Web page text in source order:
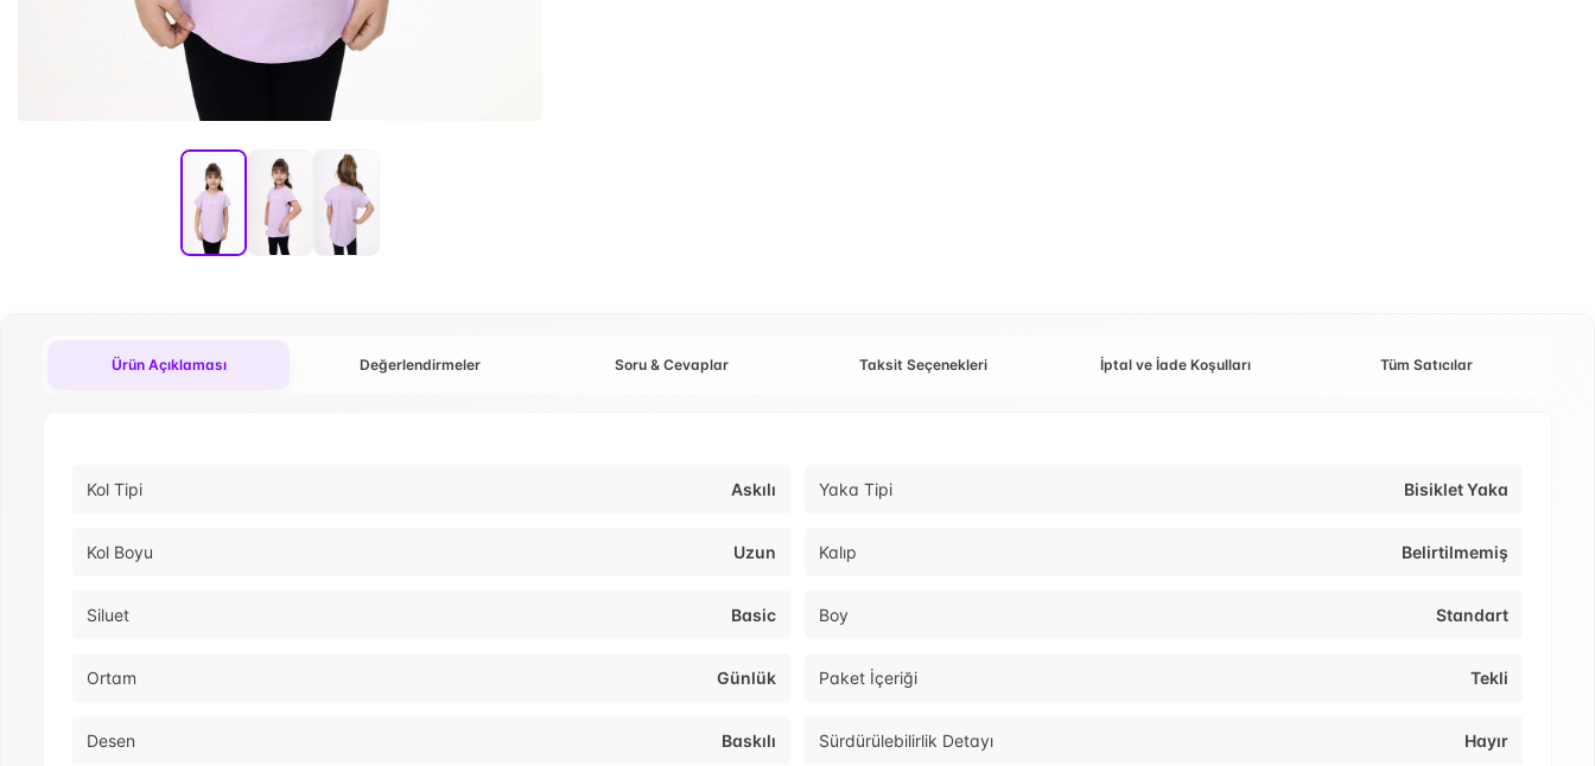
Ürün Açıklaması Değerlendirmeler Soru & Cevaplar Taksit Seçenekleri İptal ve İade Koşulları Tüm Satıcılar
Kol Tipi Askılı Yaka Tipi Bisiklet Yaka
Kol Boyu Uzun Kalıp Belirtilmemiş
Siluet Basic Boy Standart
Ortam Günlük Paket İçeriği Tekli
Desen Baskılı Sürdürülebilirlik Detayı Hayır